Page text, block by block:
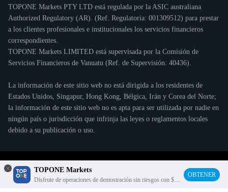
TOPONE Markets PTY LTD está regulada por la ASIC australiana
Authorized Regulatory (AR). (Ref. Regulatoria: 001309512) para prestar
a los clientes profesionales e institucionales los servicios financieros
correspondientes.
TOPONE Markets LIMITED está supervisada por la Comisión de
Servicios Financieros de Vanuatu (Ref. de Supervisión: 40436).
La información de este sitio web no está dirigida a los residentes de
Estados Unidos, Singapur, Hong Kong, Bélgica, Irán y Corea del Norte;
la información de este sitio web no es apta para ser utilizada por nadie en
ningún país o jurisdicción que infrinja las leyes o reglamentos locales
debido a su publicación o uso.
TOPONE Markets
Disfrute de operaciones de demostración sin riesgos con $
OBTENER
© 2021 TOPONE Markets Copyright